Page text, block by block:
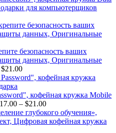
для компьютерщиков
безопасность ваших
данных, Оригинальные
$21.00Price
range:
through
$21.00
кофейная кружка Mobile
17.00 – $21.00Price
range:
$17.00